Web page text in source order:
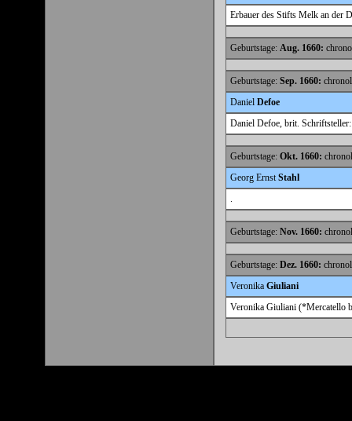
Erbauer des Stifts Melk an der
Geburtstage: Aug. 1660:
Geburtstage: Sep. 1660:
Daniel Defoe
Daniel Defoe, brit.
Geburtstage: Okt. 1660:
Georg ErnstStahl
.
Geburtstage: Nov. 1660:
Geburtstage: Dez. 1660:
Veronika Giuliani
Veronika Giuliani (*Mercatello